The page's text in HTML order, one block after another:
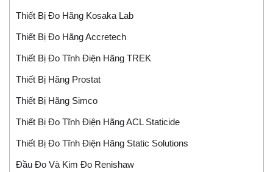
Thiết Bị Đo Hãng Kosaka Lab
Thiết Bị Đo Hãng Accretech
Thiết Bị Đo Tĩnh Điện Hãng TREK
Thiết Bị Hãng Prostat
Thiết Bị Hãng Simco
Thiết Bị Đo Tĩnh Điện Hãng ACL Staticide
Thiết Bị Đo Tĩnh Điện Hãng Static Solutions
Đầu Đo Và Kim Đo Renishaw